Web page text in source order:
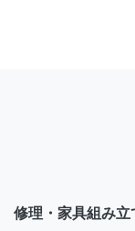
修理・家具組み立